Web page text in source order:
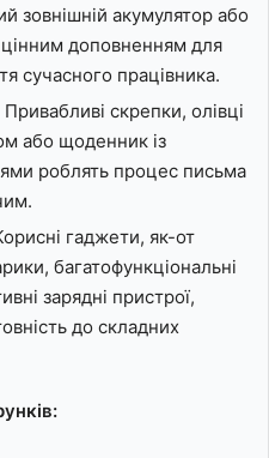
зовнішній акумулятор або
доповненням для
сучасного працівника.
скрепки, олівці
або щоденник із
роблять процес письма
гаджети, як-от
багатофункціональні
зарядні пристрої,
до складних